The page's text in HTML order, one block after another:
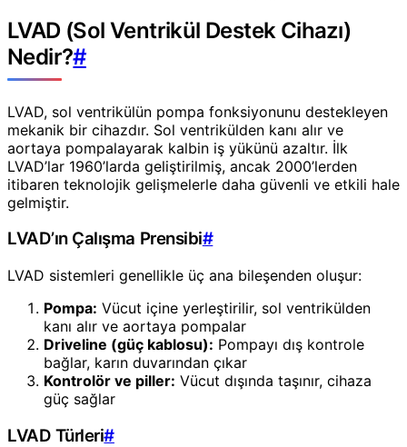
LVAD (Sol Ventrikül Destek Cihazı)
Nedir?#
LVAD, sol ventrikülün pompa fonksiyonunu destekleyen
mekanik bir cihazdır. Sol ventrikülden kanı alır ve
aortaya pompalayarak kalbin iş yükünü azaltır. İlk
LVAD’lar 1960’larda geliştirilmiş, ancak 2000’lerden
itibaren teknolojik gelişmelerle daha güvenli ve etkili hale
gelmiştir.
LVAD’ın Çalışma Prensibi#
LVAD sistemleri genellikle üç ana bileşenden oluşur:
Pompa: Vücut içine yerleştirilir, sol ventrikülden
kanı alır ve aortaya pompalar
Driveline (güç kablosu): Pompayı dış kontrole
bağlar, karın duvarından çıkar
Kontrolör ve piller: Vücut dışında taşınır, cihaza
güç sağlar
LVAD Türleri#